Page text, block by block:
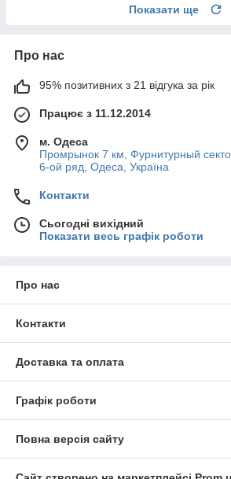
Показати ще
Про нас
95% позитивних з 21 відгука за рік
Працює з 11.12.2014
м. Одеса
Промрынок 7 км, Фурнитурный
6-ой ряд, Одеса, Україна
Контакти
Сьогодні вихідний
Показати весь графік роботи
Про нас
Контакти
Доставка та оплата
Графік роботи
Повна версія сайту